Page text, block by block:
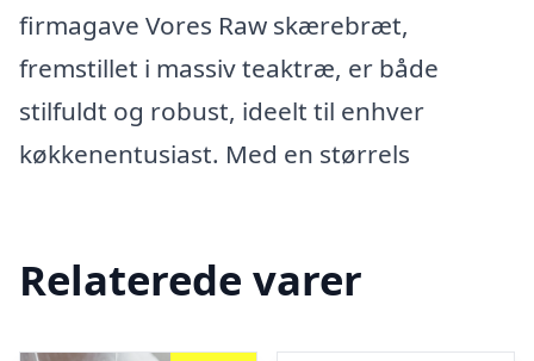
firmagave Vores Raw skærebræt,
fremstillet i massiv teaktræ, er både
stilfuldt og robust, ideelt til enhver
køkkenentusiast. Med en størrels
Relaterede varer